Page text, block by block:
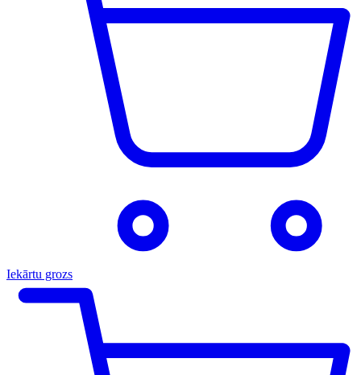
Iekārtu grozs